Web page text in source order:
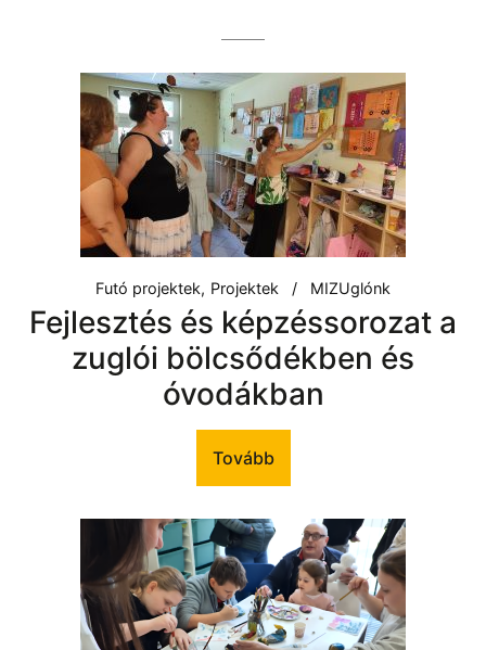
Futó projektek Projektek MIZUglónk
Fejlesztés és képzéssorozat a
zuglói bölcsődékben és
óvodákban
Tovább